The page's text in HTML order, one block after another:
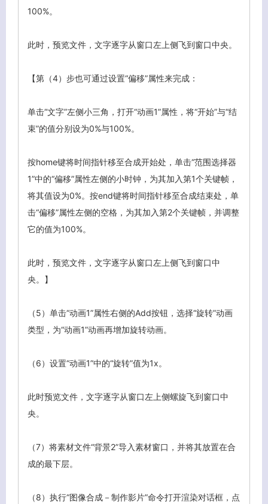
100%。
此时，预览文件，文字逐字从窗口左上侧飞到窗口中央。
【第（4）步也可通过设置“偏移”属性来完成：
单击“文字”左侧小三角，打开“动画1”属性，将“开始”与“结
束”的值分别设为0%与100%。
按home键将时间指针移至合成开始处，单击“范围选择器
1”中的“偏移”属性左侧的小时钟，为其加入第1个关键帧，
将其值设为0%。按end键将时间指针移至合成结束处，单
击“偏移”属性左侧的空格，为其加入第2个关键帧，并调整
它的值为100%。
此时，预览文件，文字逐字从窗口左上侧飞到窗口中
央。】
（5）单击“动画1”属性右侧的Add按钮，选择“旋转”动画
类型，为“动画1”动画再增加旋转动画。
（6）设置“动画1”中的“旋转”值为1x。
此时预览文件，文字逐字从窗口左上侧螺旋飞到窗口中
央。
（7）将素材文件“背景2”导入素材窗口，并将其放置在合
成的最下层。
（8）执行“图像合成－制作影片”命令打开渲染对话框，点